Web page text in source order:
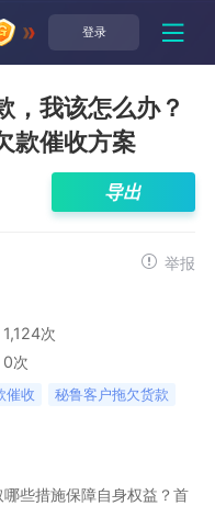
登录
，我该怎么办？
款催收方案
导出
举报
次
0次
催收 秘鲁客户拖欠货款
些措施保障自身权益？首